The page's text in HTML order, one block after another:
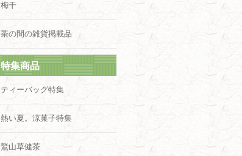
梅干
茶の間の雑貨掲載品
特集商品
ティーバッグ特集
熱い夏。涼菓子特集
鷲山草健茶